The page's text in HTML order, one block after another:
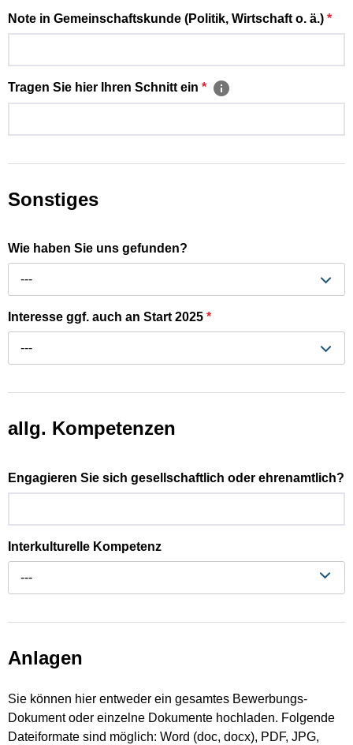
Note in Gemeinschaftskunde (Politik, Wirtschaft o. ä.) *
Tragen Sie hier Ihren Schnitt ein *
Sonstiges
Wie haben Sie uns gefunden?
---
Interesse ggf. auch an Start 2025 *
---
allg. Kompetenzen
Engagieren Sie sich gesellschaftlich oder ehrenamtlich?
Interkulturelle Kompetenz
---
Anlagen
Sie können hier entweder ein gesamtes Bewerbungs-
Dokument oder einzelne Dokumente hochladen. Folgende
Dateiformate sind möglich: Word (doc, docx), PDF, JPG,